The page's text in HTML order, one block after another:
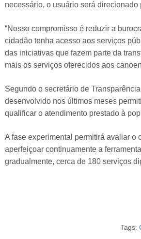
necessário, o usuário será
“Nosso compromisso é reduzir a
cidadão tenha acesso aos serviços
das iniciativas que fazem parte da
mais os serviços oferecidos aos
Segundo o secretário de
desenvolvido nos últimos meses
qualificar o atendimento prestado à
A fase experimental permitirá avaliar o
aperfeiçoar continuamente a
gradualmente, cerca de 180 serviços
Tags: